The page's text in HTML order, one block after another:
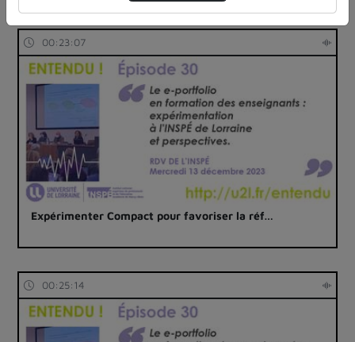
6 vidéos trouvées
00:23:07
Expérimenter Compact pour favoriser la réf…
00:25:14